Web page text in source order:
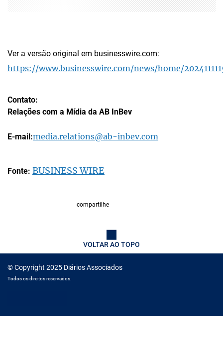
Ver a versão original em businesswire.com:
https://www.businesswire.com/news/home/
Contato:
Relações com a Mídia da AB InBev
E-mail:media.relations@ab-inbev.com
Fonte: BUSINESS WIRE
compartilhe
VOLTAR AO TOPO
© Copyright 2025 Diários Associados
Todos os direitos reservados.